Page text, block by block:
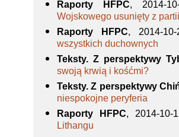
Raporty HFPC, 2014-
Wojskowego usunięty z partii
Raporty HFPC, 2014-10-
wszystkich duchownych
Teksty. Z perspektywy
swoją krwią i kośćmi?
Teksty. Z perspektywy
niespokojne peryferia
Raporty HFPC, 2014-10-
Lithangu